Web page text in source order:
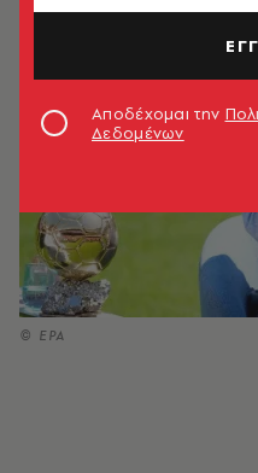
© EPA
Αποδέχομαι την
Δεδομένων